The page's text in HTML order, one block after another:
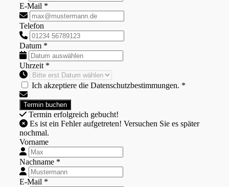
E-Mail *
Telefon
Datum *
Uhrzeit *
Ich akzeptiere die Datenschutzbestimmungen. *
Termin erfolgreich gebucht!
nochmal.
Vorname
Nachname *
E-Mail *